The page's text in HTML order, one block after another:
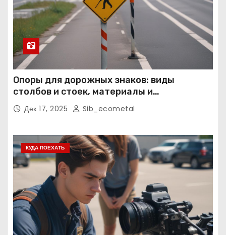
Опоры для дорожных знаков: виды
столбов и стоек, материалы и
нормативные требования
Дек 17, 2025 Sib_ecometal
КУДА ПОЕХАТЬ